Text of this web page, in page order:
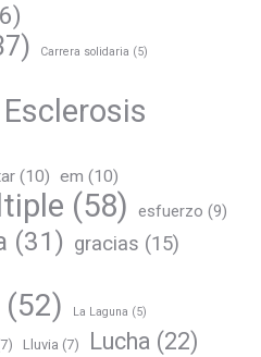
Carrera solidaria (5)
(10) em (10)
(58) esfuerzo (9)
(31) gracias (15)
(52) La Laguna (5)
Lluvia (7) Lucha (22)